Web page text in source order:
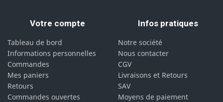
Votre compte
Tableau de bord
Informations personnelles
Commandes
Mes paniers
Retours
Commandes ouvertes
Infos pratiques
Notre société
Nous contacter
CGV
Livraisons et Retours
SAV
Moyens de paiement